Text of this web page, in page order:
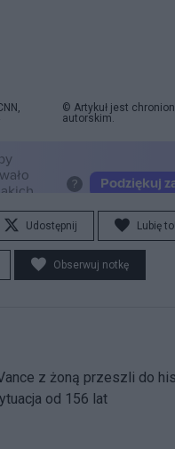
© Artykuł jest
autorskim.
Udostępnij Lubię to!
Obserwuj notkę
z żoną przeszli do
od 156 lat